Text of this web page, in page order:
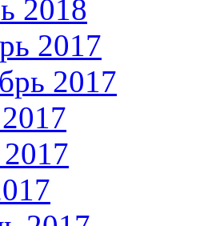
2018
2017
2017